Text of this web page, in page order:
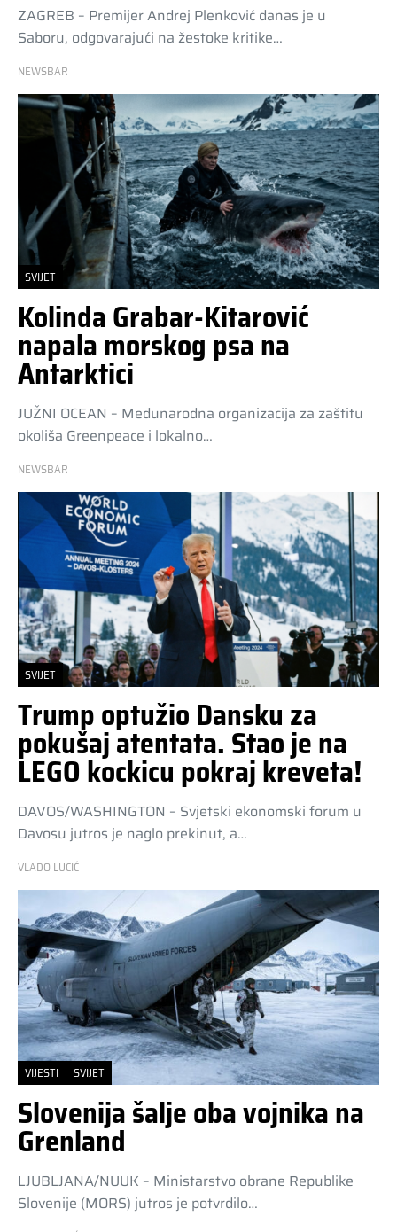
ZAGREB – Premijer Andrej Plenković danas je u
Saboru, odgovarajući na žestoke kritike…
NEWSBAR
SVIJET
Kolinda Grabar-Kitarović
napala morskog psa na
Antarktici
JUŽNI OCEAN – Međunarodna organizacija za zaštitu
okoliša Greenpeace i lokalno…
NEWSBAR
SVIJET
Trump optužio Dansku za
pokušaj atentata. Stao je na
LEGO kockicu pokraj kreveta!
DAVOS/WASHINGTON – Svjetski ekonomski forum u
Davosu jutros je naglo prekinut, a…
VLADO LUCIĆ
VIJESTI SVIJET
Slovenija šalje oba vojnika na
Grenland
LJUBLJANA/NUUK – Ministarstvo obrane Republike
Slovenije (MORS) jutros je potvrdilo…